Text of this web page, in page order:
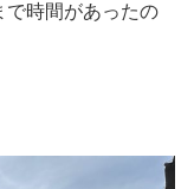
で時間があったの